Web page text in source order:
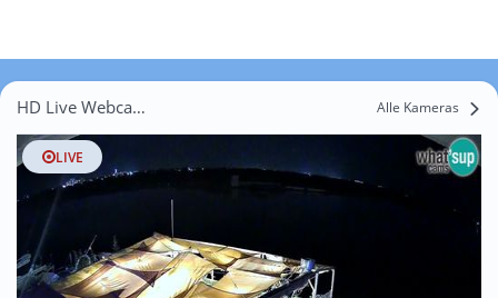
HD Live Webcams Peralada Alle Kameras
LIVE